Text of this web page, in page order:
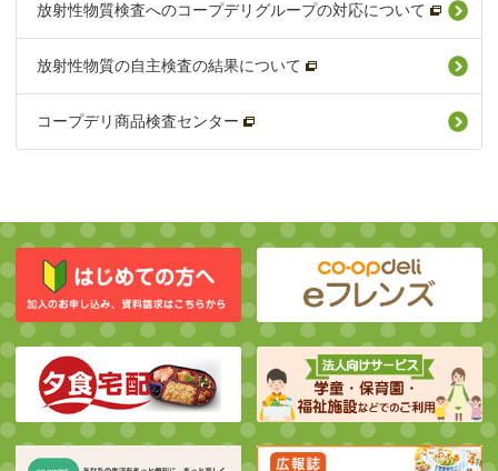
放射性物質検査へのコープデリグループの対応について
放射性物質の自主検査の結果について
コープデリ商品検査センター